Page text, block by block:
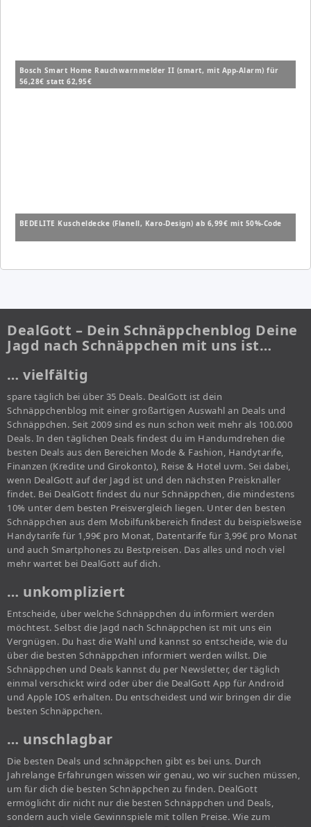
Bosch Smart Home Rauchwarnmelder II (smart, mit App-Alarm) für
56,28€ statt 62,95€
BEDELITE Kuscheldecke (Flanell, Karo-Design) ab 6,99€ mit 50%-Code
DealGott – Dein Schnäppchenblog Deine
Jagd nach Schnäppchen mit uns ist…
… vielfältig
spare täglich bei über 35 Deals. DealGott ist dein
Schnäppchenblog mit einer großartigen Auswahl an Deals und
Schnäppchen. Seit 2009 sind es nun schon weit mehr als 100.000
Deals. In den täglichen Deals findest du im Handumdrehen die
besten Deals aus den Bereichen Mode & Fashion, Handytarife,
Finanzen (Kredite und Girokonto), Reise & Hotel uvm. Sei dabei,
wenn DealGott auf der Jagd ist und den nächsten Preisknaller
findet. Bei DealGott findest du nur Schnäppchen, die mindestens
10% unter dem besten Preisvergleich liegen. Unter den besten
Schnäppchen aus dem Mobilfunkbereich findest du beispielsweise
Handytarife für 1,99€ pro Monat, Datentarife für 3,99€ pro Monat
und auch Smartphones zu Bestpreisen. Das alles und noch viel
mehr wartet bei DealGott auf dich.
… unkompliziert
Entscheide, über welche Schnäppchen du informiert werden
möchtest. Selbst die Jagd nach Schnäppchen ist mit uns ein
Vergnügen. Du hast die Wahl und kannst so entscheide, wie du
über die besten Schnäppchen informiert werden willst. Die
Schnäppchen und Deals kannst du per Newsletter, der täglich
einmal verschickt wird oder über die DealGott App für Android
und Apple IOS erhalten. Du entscheidest und wir bringen dir die
besten Schnäppchen.
… unschlagbar
Die besten Deals und schnäppchen gibt es bei uns. Durch
Jahrelange Erfahrungen wissen wir genau, wo wir suchen müssen,
um für dich die besten Schnäppchen zu finden. DealGott
ermöglicht dir nicht nur die besten Schnäppchen und Deals,
sondern auch viele Gewinnspiele mit tollen Preise. Wie zum